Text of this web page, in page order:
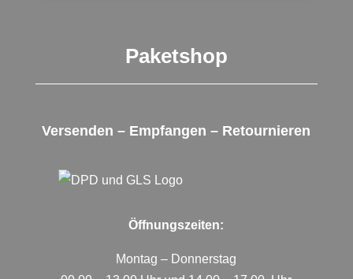
Paketshop
Versenden – Empfangen – Retournieren
Öffnungszeiten:
Montag – Donnerstag